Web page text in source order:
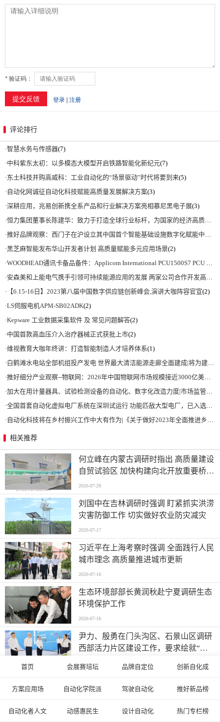
评论排行
·智慧水务与传感器(7)
·中科紫东太初：以多模态大模型开启铁路智能化新纪元(7)
·东土科技并购高威科：工业自动化的“场景驱动”时代将要到来(5)
· 自动化网诚征自动化科技赋能高质量发展解决方案(3)
·深耕应用，兆易创新携全系产品和行业解决方案亮相慕尼黑电子展(3)
·恒力集团董事长陈建华：致力于打造全球行业标杆，为国家的经济高质量发展贡献更大力量|上海电气集团党委书记、董事长吴磊来访
·推好品牌观察：西门子在沪设立其中国首个智能基础设施数字化赋能中心
·黑芝麻智能发布华山开发者计划 高质量赋能多元应用场景(2)
·WOODHEAD通讯卡备品备件：Applicom International PCU1500S7 PCU 1500 S7 V4.5.0
·安森美和上能电气携手引领可持续能源应用的发展 两家公司合作开发高性能储能和太阳能组串式逆变器方案 以实现可持续的未来
· 【6.15-16日】2023第八届中国数字供应链创新峰会,演讲大咖阵容官宣(2)
·LS伺服电机APM-SB02ADK(2)
·Kepware 工业数据采集软件 及 常见问题解答(2)
·中国首款高血压介入治疗器械正式获批上市(2)
·维视教育大咖年终讲：打造智能制造人才培养体系(1)
·白鹤滩水电站全部机组投产发电 世界最大清洁能源走廊全面建成|将为建设新型能源体系、保障国家能源安全、实现“双碳”目标提供有力支撑
·推好细分产业观察--物联网：2026年中国物联网市场规模接近3000亿美元 智慧工厂、智慧城市、智慧电网等将占60%以上
·加大在用计量器具、试验检测设备的自动化、数字化改造力度|市场监管总局 工业和信息化部 关于促进企业计量能力提升的指导意见
·全国首套自动化虚拟电厂系统在深圳试运行 功能匹敌大型电厂，已入选国际典型案例
· 自动化科技将在乡村振兴工作中大有作为|《关于做好2023年全面推进乡村振兴重点工作的意见》发布
相关推荐
何立峰在内蒙古调研时指出 高质量建设
自贸试验区 加快构建向北开放重要桥头
堡
2026-07-20
刘国中在吉林调研时强调 盯紧抓实洪涝
灾害防御工作 切实做好农业防灾减灾
2026-07-17
习近平在上海考察时强调 全面践行人民
城市理念 高质量推进城市更新
2026-07-16
生态环境部部长黄润秋赴宁夏调研生态
环境保护工作
2026-07-16
尹力、殷勇在门头沟区、石景山区调研
西部活力片区建设工作，要求绘就“山
2026-07-15
谈会
2026-07-15
首页 会展赛培坛 品牌自定位 创新自化成
方案应用场 自动化学院派 驾驶自动化 推好新品榜
自动化者人文 动感惠民生 设计自动化 热门专栏榜